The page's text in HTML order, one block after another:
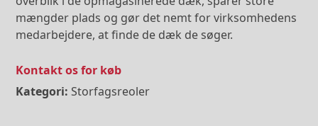
mængder plads og gør det nemt for virksomhedens
medarbejdere, at finde de dæk de søger.
Kontakt os for køb
Kategori:Storfagsreoler